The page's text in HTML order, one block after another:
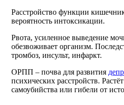
Расстройство функции
вероятность интоксикации.
Рвота, усиленное выведение
обезвоживает организм.
тромбоз, инсульт, инфаркт.
ОРПП – почва для развития
психических расстройств.
самоубийства или гибели от